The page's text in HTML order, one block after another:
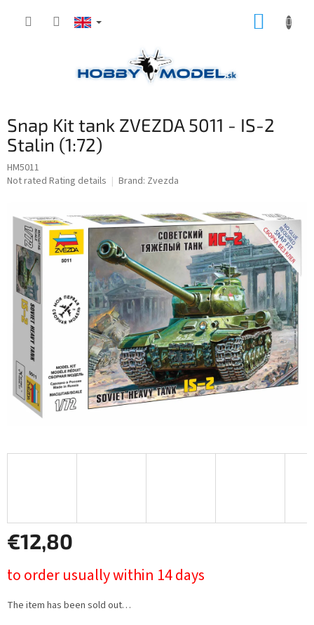
Snap Kit tank ZVEZDA 5011 - IS-2
Stalin (1:72)
HM5011
The
rating
0,0
out
stars.
Not rated Rating details Brand: Zvezda
€12,80
price:
to order usually within 14 days
The item has been sold out…